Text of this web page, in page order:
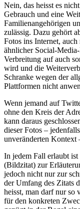
Nein, das heisst es
Gebrauch und eine
Familienangehörigen
zulässig. Dazu gehört
Fotos ins Internet,
ähnlicher Social-
Verbreitung auf auch
wird und die
Schranke wegen der
Plattformen nicht
Wenn jemand auf
ohne den Kreis der
kann daraus
dieser Fotos –
unveränderten Kontext
In jedem Fall erlaubt
(Bildzitat) zur
jedoch nicht nur zur
der Umfang des Zitats
heisst, man darf nur so
für den konkreten